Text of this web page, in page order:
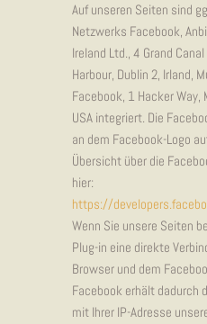
Auf unseren Seiten sind
Netzwerks Facebook,
Ireland Ltd., 4 Grand
Harbour, Dublin 2, Irland,
Facebook, 1 Hacker Way,
USA integriert. Die
an dem Facebook-Logo
Übersicht über die
hier:
https://
Wenn Sie unsere Seiten
Plug-in eine direkte
Browser und dem
Facebook erhält dadurch
mit Ihrer IP-Adresse